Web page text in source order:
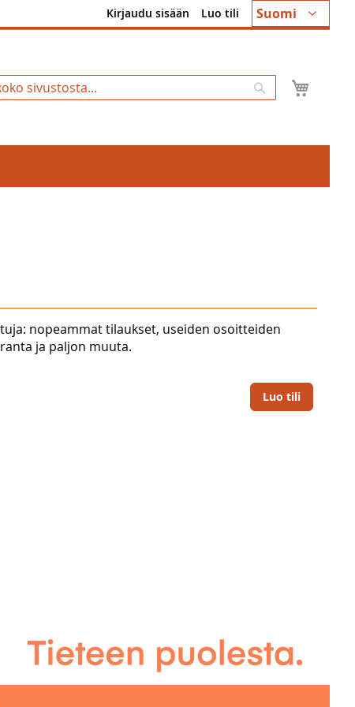
Kieli
Suomi
Kirjaudu sisään Luo tili
Hae
nopeammat tilaukset, useiden osoitteiden
ja paljon muuta.
Luo tili